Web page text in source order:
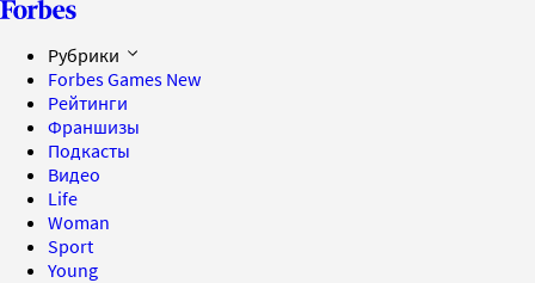
Рубрики
Forbes Games New
Рейтинги
Франшизы
Подкасты
Видео
Life
Woman
Sport
Young